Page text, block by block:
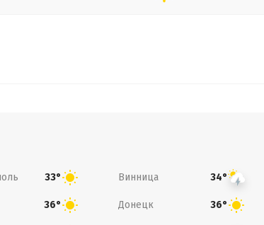
33° Винница 34°
36° Донецк 36°